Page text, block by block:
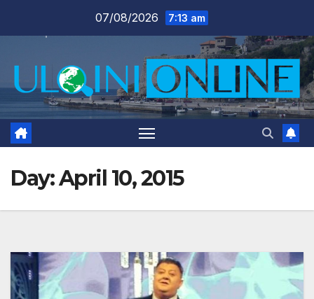
07/08/2026 7:13 am
Day:April 10, 2015